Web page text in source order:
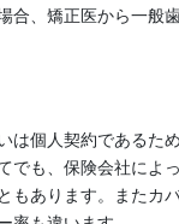
合、矯正医から一般
は個人契約であるた
でも、保険会社によ
もあります。またカ